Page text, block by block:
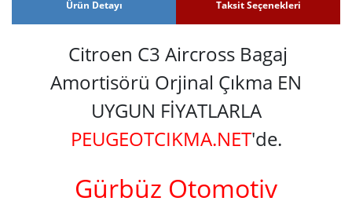
Ürün Detayı Taksit Seçenekleri
Citroen C3 Aircross Bagaj
Amortisörü Orjinal Çıkma EN
UYGUN FİYATLARLA
PEUGEOTCIKMA.NET'de.
Gürbüz Otomotiv